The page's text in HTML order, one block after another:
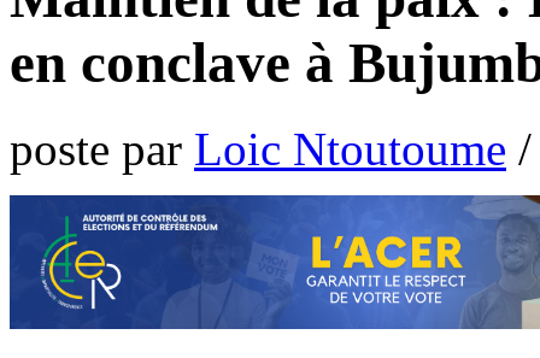
en conclave à
poste par Loic Ntoutoume